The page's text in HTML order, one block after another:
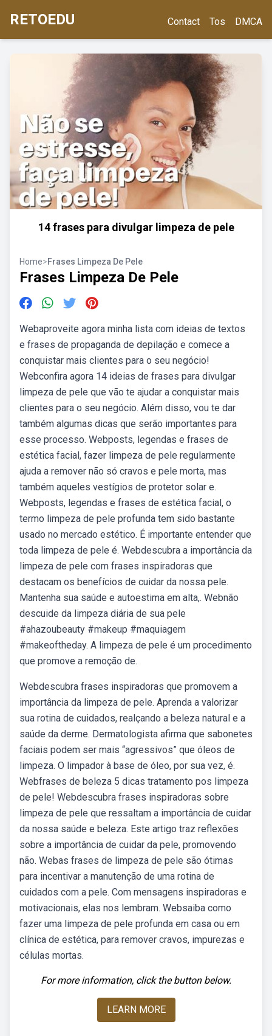
RETOEDU Contact Tos DMCA
14 frases para divulgar limpeza de pele
Home>Frases Limpeza De Pele
Frases Limpeza De Pele
Webaproveite agora minha lista com ideias de textos
e frases de propaganda de depilação e comece a
conquistar mais clientes para o seu negócio!
Webconfira agora 14 ideias de frases para divulgar
limpeza de pele que vão te ajudar a conquistar mais
clientes para o seu negócio. Além disso, vou te dar
também algumas dicas que serão importantes para
esse processo. Webposts, legendas e frases de
estética facial, fazer limpeza de pele regularmente
ajuda a remover não só cravos e pele morta, mas
também aqueles vestígios de protetor solar e.
Webposts, legendas e frases de estética facial, o
termo limpeza de pele profunda tem sido bastante
usado no mercado estético. É importante entender que
toda limpeza de pele é. Webdescubra a importância da
limpeza de pele com frases inspiradoras que
destacam os benefícios de cuidar da nossa pele.
Mantenha sua saúde e autoestima em alta,. Webnão
descuide da limpeza diária de sua pele
#ahazoubeauty #makeup #maquiagem
#makeoftheday. A limpeza de pele é um procedimento
que promove a remoção de.
Webdescubra frases inspiradoras que promovem a
importância da limpeza de pele. Aprenda a valorizar
sua rotina de cuidados, realçando a beleza natural e a
saúde da derme. Dermatologista afirma que sabonetes
faciais podem ser mais “agressivos” que óleos de
limpeza. O limpador à base de óleo, por sua vez, é.
Webfrases de beleza 5 dicas tratamento pos limpeza
de pele! Webdescubra frases inspiradoras sobre
limpeza de pele que ressaltam a importância de cuidar
da nossa saúde e beleza. Este artigo traz reflexões
sobre a importância de cuidar da pele, promovendo
não. Webas frases de limpeza de pele são ótimas
para incentivar a manutenção de uma rotina de
cuidados com a pele. Com mensagens inspiradoras e
motivacionais, elas nos lembram. Websaiba como
fazer uma limpeza de pele profunda em casa ou em
clínica de estética, para remover cravos, impurezas e
células mortas.
For more information, click the button below.
LEARN MORE